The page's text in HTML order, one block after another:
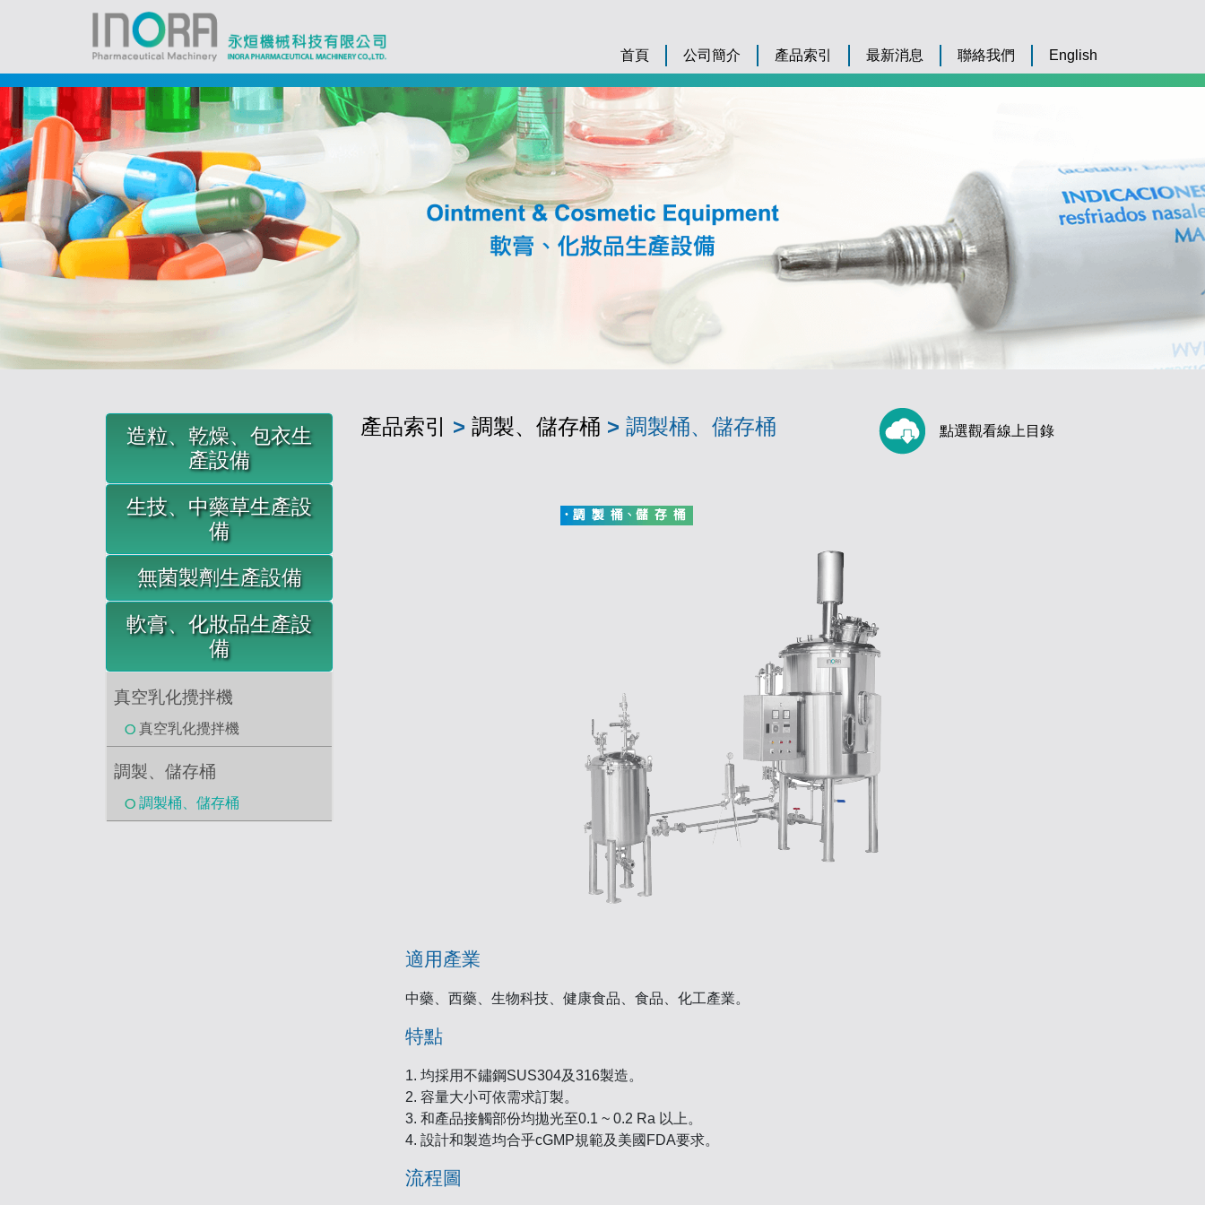
首頁 公司簡介 產品索引 最新消息 聯絡我們 English
產品索引 > 調製、儲存桶 > 調製桶、儲存桶 點選觀看線上目錄
適用產業
中藥、西藥、生物科技、健康食品、食品、化工產業。
特點
均採用不鏽鋼SUS304及316製造。
容量大小可依需求訂製。
和產品接觸部份均拋光至0.1 ~ 0.2 Ra 以上。
設計和製造均合乎cGMP規範及美國FDA要求。
流程圖
造粒、乾燥、包衣生
產設備
生技、中藥草生產設
備
無菌製劑生產設備
軟膏、化妝品生產設
備
真空乳化攪拌機
真空乳化攪拌機
調製、儲存桶
調製桶、儲存桶